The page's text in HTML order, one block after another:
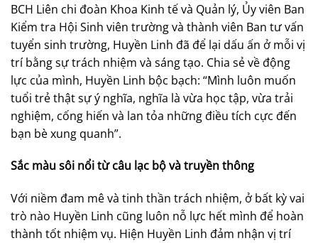
BCH Liên chi đoàn Khoa Kinh tế và Quản lý, Ủy viên Ban
Kiểm tra Hội Sinh viên trường và thành viên Ban tư vấn
tuyển sinh trường, Huyền Linh đã để lại dấu ấn ở mỗi vị
trí bằng sự trách nhiệm và sáng tạo. Chia sẻ về động
lực của mình, Huyền Linh bộc bạch: “Mình luôn muốn
tuổi trẻ thật sự ý nghĩa, nghĩa là vừa học tập, vừa trải
nghiệm, cống hiến và lan tỏa những điều tích cực đến
bạn bè xung quanh”.
Sắc màu sôi nổi từ câu lạc bộ và truyền thông
Với niềm đam mê và tinh thần trách nhiệm, ở bất kỳ vai
trò nào Huyền Linh cũng luôn nỗ lực hết mình để hoàn
thành tốt nhiệm vụ. Hiện Huyền Linh đảm nhận vị trí